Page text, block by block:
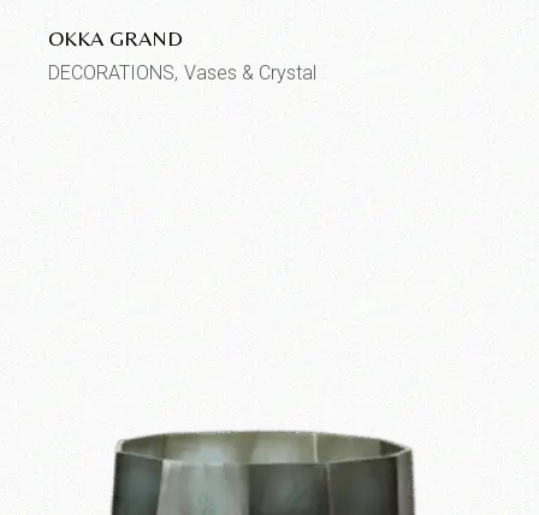
OKKA GRAND
DECORATIONS Vases & Crystal